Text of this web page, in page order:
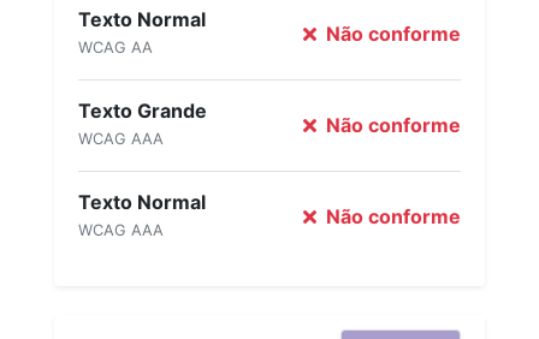
Texto Normal
WCAG AA
Não conforme
Texto Grande
WCAG AAA
Não conforme
Texto Normal
WCAG AAA
Não conforme